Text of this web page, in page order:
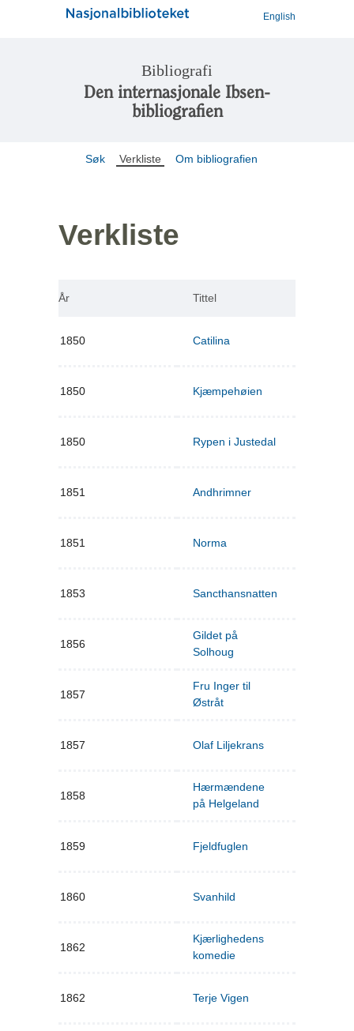
English
Bibliografi
Den internasjonale Ibsen-
bibliografien
Søk Verkliste Om bibliografien
Verkliste
År Tittel
1850 Catilina
1850 Kjæmpehøien
1850 Rypen i Justedal
1851 Andhrimner
1851 Norma
1853 Sancthansnatten
1856
Gildet på
Solhoug
1857
Fru Inger til
Østråt
1857 Olaf Liljekrans
1858
Hærmændene
på Helgeland
1859 Fjeldfuglen
1860 Svanhild
1862
Kjærlighedens
komedie
1862 Terje Vigen